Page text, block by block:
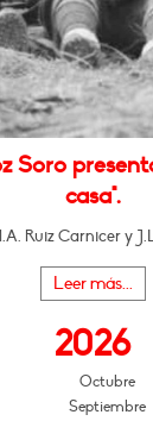
Soro
casa".
Ruiz Carnicer y
Leer más...
2026
Octubre
Septiembre